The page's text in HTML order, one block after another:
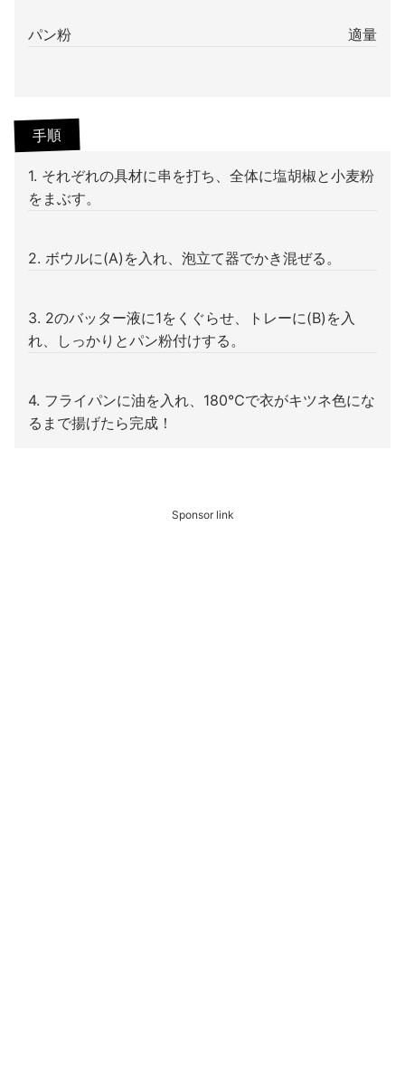
パン粉 適量
手順
1. それぞれの具材に串を打ち、全体に塩胡椒と小麦粉
をまぶす。
2. ボウルに(A)を入れ、泡立て器でかき混ぜる。
3. 2のバッター液に1をくぐらせ、トレーに(B)を入
れ、しっかりとパン粉付けする。
4. フライパンに油を入れ、180℃で衣がキツネ色にな
るまで揚げたら完成！
Sponsor link